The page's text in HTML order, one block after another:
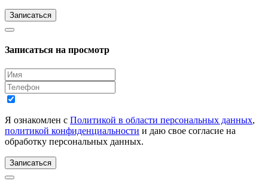
Записаться
Записаться на просмотр
Я ознакомлен с Политикой в области персональных данных,
политикой конфиденциальности и даю свое согласие на
обработку персональных данных.
Записаться